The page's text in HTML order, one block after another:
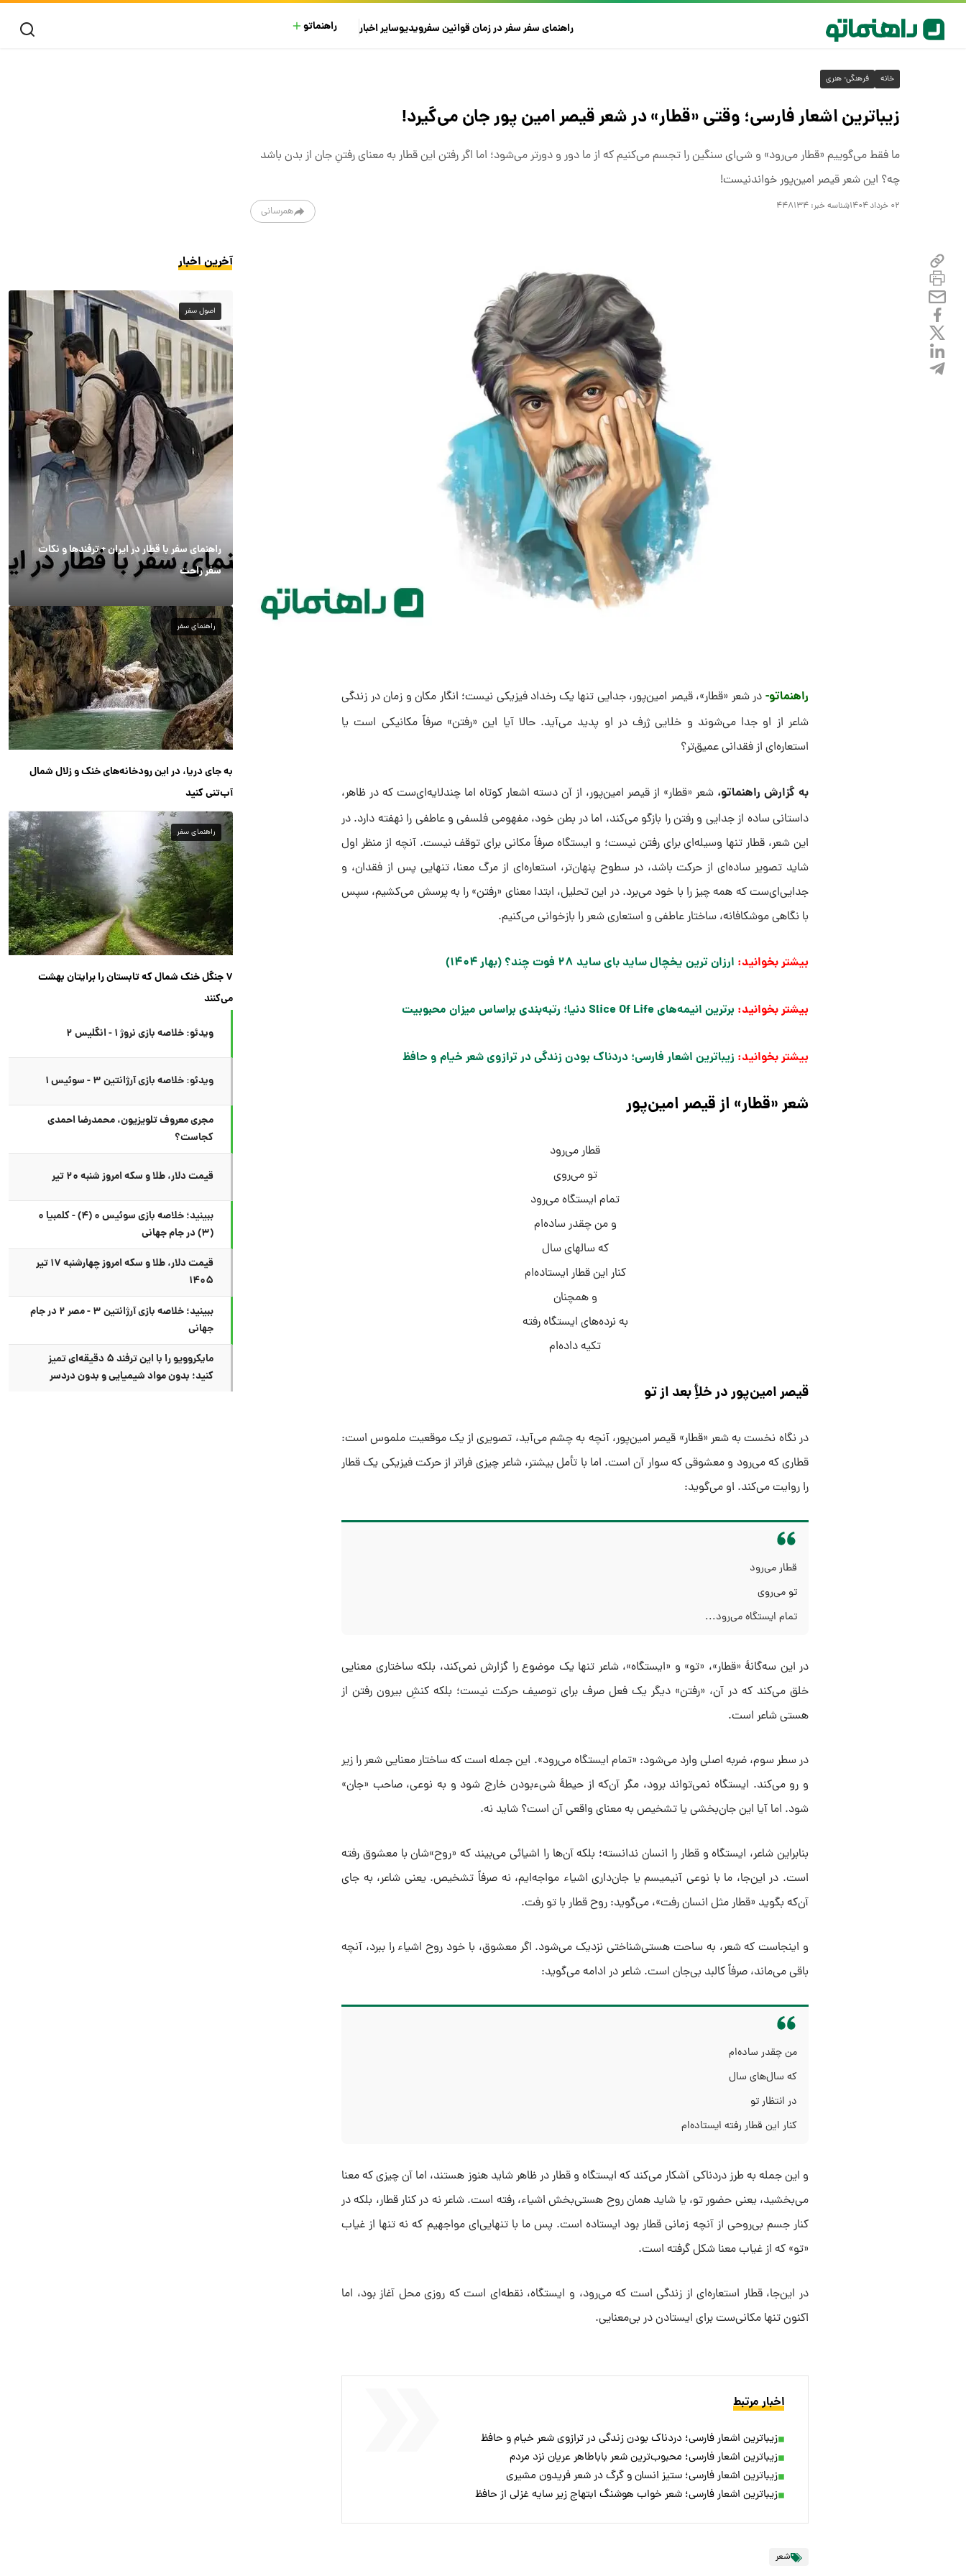
راهنمای سفرسفر در زمانقوانین سفرویدیوسایراخبار راهنماتو
خانه فرهنگی- هنری
زیباترین اشعار فارسی؛ وقتی «قطار» در شعر قیصر امین پور جان می‌گیرد!
ما فقط می‌گوییم «قطار می‌رود» و شی‌ای سنگین را تجسم می‌کنیم که از ما دور و دورتر می‌شود؛ اما اگر رفتن این قطار به معنای رفتنِ جان از بدن باشد
چه؟ این شعر قیصر امین‌پور خواندنیست!
۰۲ خرداد ۱۴۰۴ شناسه خبر: ۴۴۸۱۳۴ همرسانی
راهنماتو- در شعر «قطار»، قیصر امین‌پور، جدایی تنها یک رخداد فیزیکی نیست؛ انگار مکان و زمان در زندگی
شاعر از او جدا می‌شوند و خلایی ژرف در او پدید می‌آید. حالا آیا این «رفتن» صرفاً مکانیکی است یا
استعاره‌ای از فقدانی عمیق‌تر؟
به گزارش راهنماتو، شعر «قطار» از قیصر امین‌پور، از آن دسته اشعار کوتاه اما چندلایه‌ای‌ست که در ظاهر،
داستانی ساده از جدایی و رفتن را بازگو می‌کند، اما در بطن خود، مفهومی فلسفی و عاطفی را نهفته دارد. در
این شعر، قطار تنها وسیله‌ای برای رفتن نیست؛ و ایستگاه صرفاً مکانی برای توقف نیست. آنچه از منظر اول
شاید تصویر ساده‌ای از حرکت باشد، در سطوح پنهان‌تر، استعاره‌ای از مرگ معنا، تنهایی پس از فقدان، و
جدایی‌ای‌ست که همه چیز را با خود می‌برد. در این تحلیل، ابتدا معنای «رفتن» را به پرسش می‌کشیم، سپس
با نگاهی موشکافانه، ساختار عاطفی و استعاری شعر را بازخوانی می‌کنیم.
بیشتر بخوانید: ارزان ترین یخچال ساید بای ساید ۲۸ فوت چند؟ (بهار ۱۴۰۴)​
بیشتر بخوانید: برترین انیمه‌های Slice Of Life دنیا؛ رتبه‌بندی براساس میزان محبوبیت
بیشتر بخوانید: زیباترین اشعار فارسی؛ دردناک بودن زندگی در ترازوی شعر خیام و حافظ
شعر «قطار» از قیصر امین‌پور
قطار می‌رود
تو می‌روی
تمام ایستگاه می‌رود
و من چقدر ساده‌ام
که سالهای سال
کنار این قطار ایستاده‌ام
و همچنان
به نرده‌های ایستگاه رفته
تکیه داده‌ام
قیصر امین‌پور در خلأِ بعد از تو
در نگاه نخست به شعر «قطار» قیصر امین‌پور، آنچه به چشم می‌آید، تصویری از یک موقعیت ملموس است:
قطاری که می‌رود و معشوقی که سوار آن است. اما با تأمل بیشتر، شاعر چیزی فراتر از حرکت فیزیکی یک قطار
را روایت می‌کند. او می‌گوید:
قطار می‌رود
تو می‌روی
تمام ایستگاه می‌رود...
در این سه‌گانۀ «قطار»، «تو» و «ایستگاه»، شاعر تنها یک موضوع را گزارش نمی‌کند، بلکه ساختاری معنایی
خلق می‌کند که در آن، «رفتن» دیگر یک فعل صرف برای توصیف حرکت نیست؛ بلکه کنشِ بیرون رفتن از
هستی شاعر است.
در سطر سوم، ضربه اصلی وارد می‌شود: «تمام ایستگاه می‌رود». این جمله است که ساختار معنایی شعر را زیر
و رو می‌کند. ایستگاه نمی‌تواند برود، مگر آن‌که از حیطۀ شیء‌بودن خارج شود و به نوعی، صاحب «جان»
شود. اما آیا این جان‌بخشی یا تشخیص به معنای واقعی آن است؟ شاید نه.
بنابراین شاعر، ایستگاه و قطار را انسان ندانسته؛ بلکه آن‌ها را اشیائی می‌بیند که «روح»شان با معشوق رفته
است. در این‌جا، ما با نوعی آنیمیسم یا جان‌داری اشیاء مواجه‌ایم، نه صرفاً تشخیص. یعنی شاعر، به جای
آن‌که بگوید «قطار مثل انسان رفت»، می‌گوید: روح قطار با تو رفت.
و اینجاست که شعر، به ساحت هستی‌شناختی نزدیک می‌شود. اگر معشوق، با خود روح اشیاء را ببرد، آنچه
باقی می‌ماند، صرفاً کالبد بی‌جان است. شاعر در ادامه می‌گوید:
من چقدر ساده‌ام
که سال‌های سال
در انتظار تو
کنار این قطار رفته ایستاده‌ام
و این جمله به طرز دردناکی آشکار می‌کند که ایستگاه و قطار در ظاهر شاید هنوز هستند، اما آن چیزی که معنا
می‌بخشید، یعنی حضور تو، یا شاید همان روح هستی‌بخش اشیاء، رفته است. شاعر نه در کنار قطار، بلکه در
کنار جسم بی‌روحی از آنچه زمانی قطار بود ایستاده است. پس ما با تنهایی‌ای مواجهیم که نه تنها از غیاب
«تو» که از غیاب معنا شکل گرفته است.
در این‌جا، قطار استعاره‌ای از زندگی است که می‌رود، و ایستگاه، نقطه‌ای است که روزی محل آغاز بود، اما
اکنون تنها مکانی‌ست برای ایستادن در بی‌معنایی.
اخبار مرتبط
زیباترین اشعار فارسی؛ دردناک بودن زندگی در ترازوی شعر خیام و حافظ
زیباترین اشعار فارسی؛ محبوب‌ترین شعر باباطاهر عریان نزد مردم
زیباترین اشعار فارسی؛ ستیز انسان و گرگ در شعر فریدون مشیری
زیباترین اشعار فارسی؛ شعر خواب هوشنگ ابتهاج زیر سایه غزلی از حافظ
شعر
آخرین اخبار
اصول سفر
راهنمای سفر با قطار در ایران + ترفندها و نکات
سفر راحت
راهنمای سفر
به جای دریا، در این رودخانه‌های خنک و زلال شمال
آب‌تنی کنید
راهنمای سفر
۷ جنگل خنک شمال که تابستان را برایتان بهشت
می‌کنند
ویدئو: خلاصه بازی نروژ ۱ - انگلیس ۲
ویدئو: خلاصه بازی آرژانتین ۳ - سوئیس ۱
مجری معروف تلویزیون، محمدرضا احمدی
کجاست؟
قیمت دلار، طلا و سکه امروز شنبه ۲۰ تیر
ببینید؛ خلاصه بازی سوئیس ۰ (۴) - کلمبیا ۰
(۳) در جام جهانی
قیمت دلار، طلا و سکه امروز چهارشنبه ۱۷ تیر
۱۴۰۵
ببینید؛ خلاصه بازی آرژانتین ۳ - مصر ۲ در جام
جهانی
مایکروویو را با این ترفند ۵ دقیقه‌ای تمیز
کنید؛ بدون مواد شیمیایی و بدون دردسر